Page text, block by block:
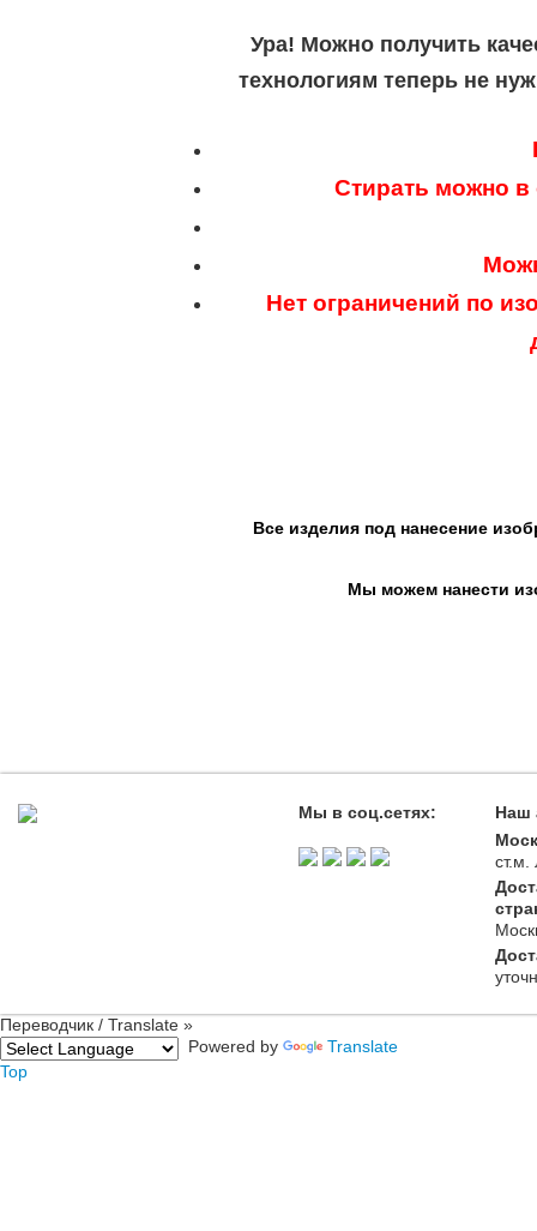
Ура! Можно получить
технологиям теперь не
Стирать можно в
Нет ограничений по
Все изделия под нанесение
Мы можем нанести
Мы в соц.сетях:
Наш
ст.м.
Переводчик / Translate »
Powered by
Translate
Top